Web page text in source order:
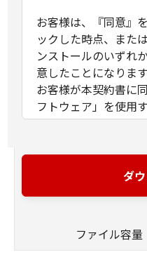
お客様は、『同意』
ックした時点、また
ンストールのいずれ
意したことになります
お客様が本契約書に
フトウェア」を使用
(1) キヤノンは、お
用する目的のために
（本契約書において
ダ
ファイル容